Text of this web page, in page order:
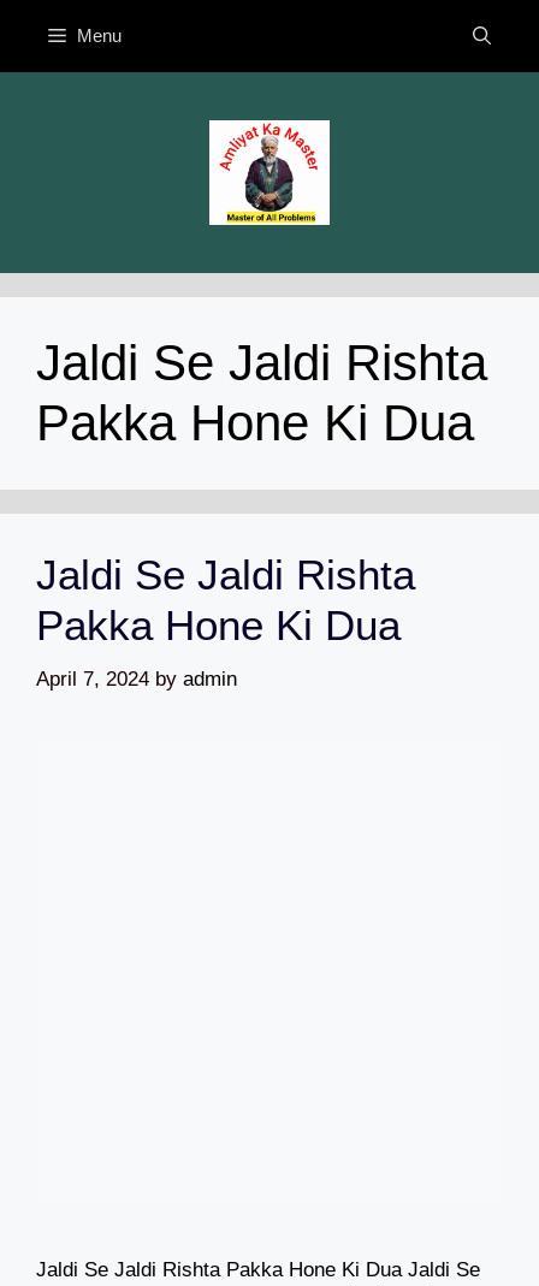
content
Menu
Jaldi Se Jaldi Rishta
Pakka Hone Ki Dua
Jaldi Se Jaldi Rishta
Pakka Hone Ki Dua
April 7, 2024 by admin
Jaldi Se Jaldi Rishta Pakka Hone Ki Dua Jaldi Se